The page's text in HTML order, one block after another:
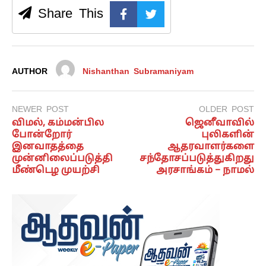
Share This
AUTHOR Nishanthan Subramaniyam
NEWER POST
விமல், கம்மன்பில
போன்றோர்
இனவாதத்தை
முன்னிலைப்படுத்தி
மீண்டெழ முயற்சி
OLDER POST
ஜெனீவாவில்
புலிகளின்
ஆதரவாளர்களை
சந்தோசப்படுத்துகிறது
அரசாங்கம் – நாமல்